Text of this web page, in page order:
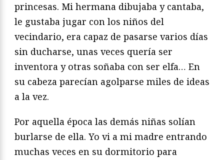
princesas. Mi hermana dibujaba y cantaba,
le gustaba jugar con los niños del
vecindario, era capaz de pasarse varios días
sin ducharse, unas veces quería ser
inventora y otras soñaba con ser elfa… En
su cabeza parecían agolparse miles de ideas
a la vez.
Por aquella época las demás niñas solían
burlarse de ella. Yo vi a mi madre entrando
muchas veces en su dormitorio para